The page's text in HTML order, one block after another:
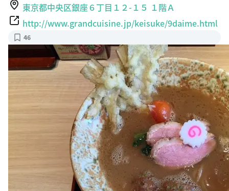
東京都中央区銀座６丁目１２-１５ １階Ａ
http://www.grandcuisine.jp/keisuke/9daime.html
46